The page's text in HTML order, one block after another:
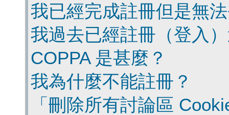
我已經完成註冊但是無
我過去已經註冊（登入
COPPA 是甚麼？
我為什麼不能註冊？
「刪除所有討論區